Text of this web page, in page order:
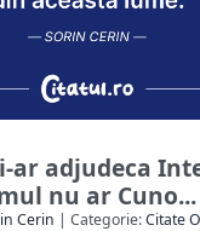
ar adjudeca
nu ar Cuno...
Cerin | Categorie:Citate